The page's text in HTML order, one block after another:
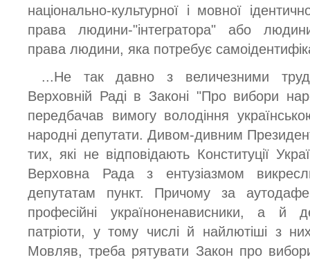
національно-культурної і мовної
права людини-"інтегратора" або
права людини, яка потребує
...Не так давно з величезними
Верховній Раді в Законі "Про вибори
передбачав вимогу володіння
народні депутати. Дивом-дивним
тих, які не відповідають Конституції
Верховна Рада з ентузіазмом
депутатам пункт. Причому за
професійні україноненависники, а й
патріоти, у тому числі й найлютіші з
Мовляв, треба рятувати Закон про